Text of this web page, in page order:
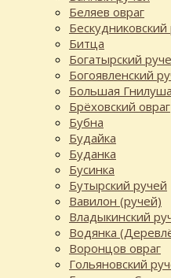
Беляев овраг
Битца
Богатырский
Богоявленский
Большая Гнилуша
Брёховский овраг
Бубна
Будайка
Буданка
Бусинка
Бутырский ручей
Вавилон (ручей)
Владыкинский
Водянка
Воронцов овраг
Гольяновский